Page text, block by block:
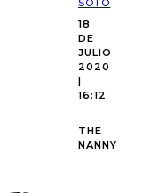
SOTO
18
DE
JULIO
2020
|
16:12
THE
NANNY